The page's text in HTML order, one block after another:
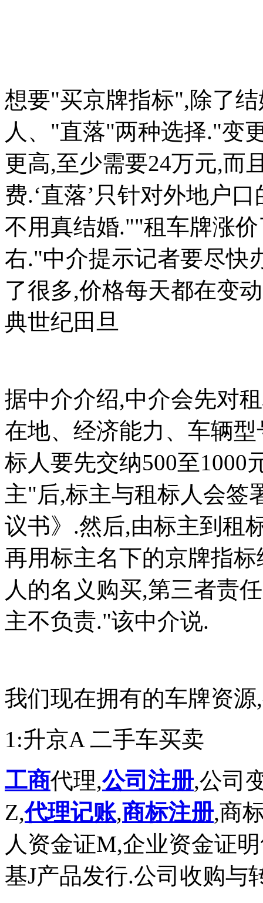
想要"买京牌指标",除了
人、"直落"两种选择."变
更高,至少需要24万元,而
费.‘直落’只针对外地户
不用真结婚.""租车牌涨
右."中介提示记者要尽快
了很多,价格每天都在变
典世纪田旦
据中介介绍,中介会先对
在地、经济能力、车辆
标人要先交纳500至1000
主"后,标主与租标人会签
议书》.然后,由标主到租
再用标主名下的京牌指
人的名义购买,第三者责
主不负责."该中介说.
我们现在拥有的车牌资
1:升京A 二手车买卖
工商代理,公司注册,公司
Z,代理记账,商标注册,商
人资金证M,企业资金证
基J产品发行.公司收购与